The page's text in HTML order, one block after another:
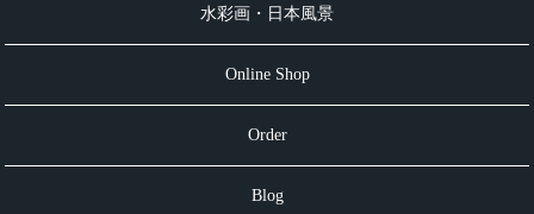
水彩画・日本風景
Online Shop
Order
Blog